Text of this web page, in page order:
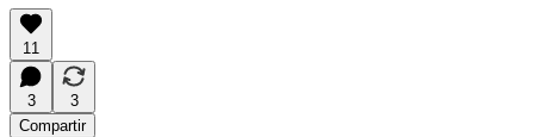
11
3
3
Compartir